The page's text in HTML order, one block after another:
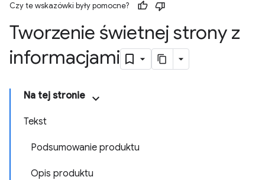
Czy te wskazówki były pomocne?
Tworzenie świetnej strony z
informacjami
Na tej stronie
Tekst
Podsumowanie produktu
Opis produktu